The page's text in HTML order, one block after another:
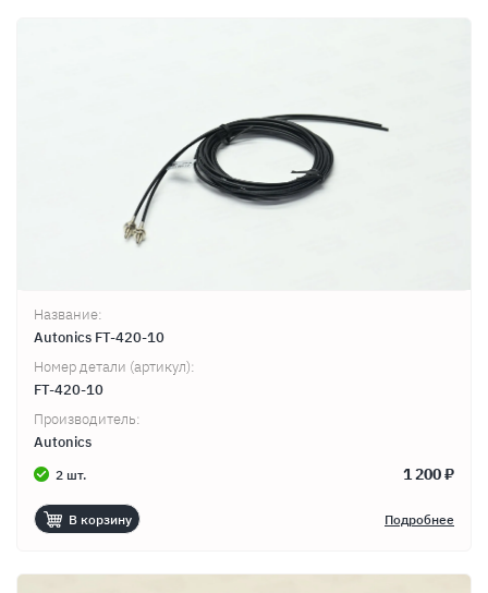
Название:
Autonics FT-420-10
Номер детали (артикул):
FT-420-10
Производитель:
Autonics
2 шт. 1 200 ₽
В корзину Подробнее